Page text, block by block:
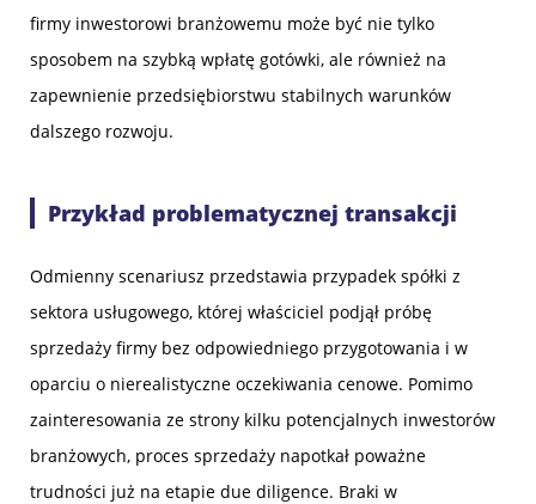
firmy inwestorowi branżowemu może być nie tylko
sposobem na szybką wpłatę gotówki, ale również na
zapewnienie przedsiębiorstwu stabilnych warunków
dalszego rozwoju.
Przykład problematycznej transakcji
Odmienny scenariusz przedstawia przypadek spółki z
sektora usługowego, której właściciel podjął próbę
sprzedaży firmy bez odpowiedniego przygotowania i w
oparciu o nierealistyczne oczekiwania cenowe. Pomimo
zainteresowania ze strony kilku potencjalnych inwestorów
branżowych, proces sprzedaży napotkał poważne
trudności już na etapie due diligence. Braki w